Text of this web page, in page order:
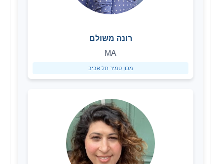
רונה משולם
MA
מכון טמיר תל אביב